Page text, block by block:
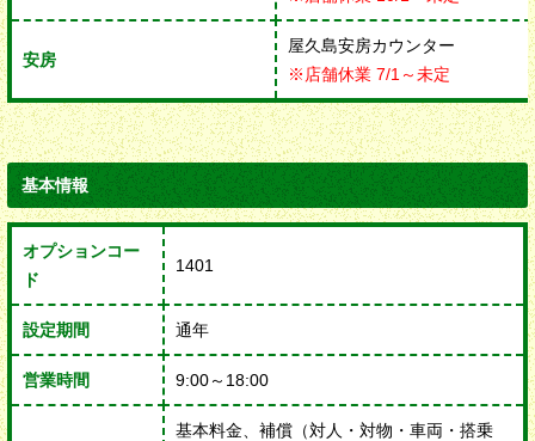
安房
屋久島安房カウンター
※店舗休業 7/1～未定
基本情報
オプションコー
ド
1401
設定期間 通年
営業時間 9:00～18:00
基本料金、補償（対人・対物・車両・搭乗